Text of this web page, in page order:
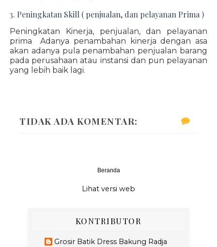
3. Peningkatan Skill ( penjualan, dan pelayanan Prima )
Peningkatan Kinerja, penjualan, dan pelayanan
prima Adanya penambahan kinerja dengan asa
akan adanya pula penambahan penjualan barang
pada perusahaan atau instansi dan pun pelayanan
yang lebih baik lagi.
TIDAK ADA KOMENTAR:
Beranda
Lihat versi web
KONTRIBUTOR
Grosir Batik Dress Bakung Radja